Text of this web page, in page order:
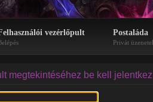
vezérlőpult Postaláda
Privát
megtekintéséhez be kell